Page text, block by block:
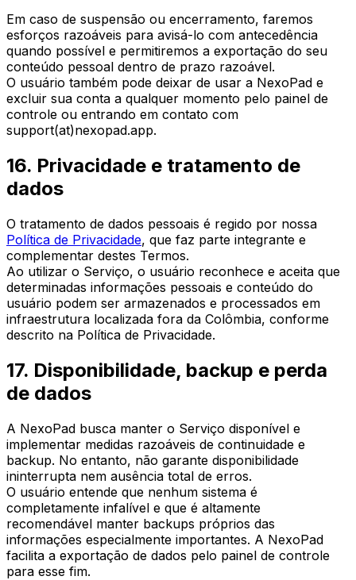
Em caso de suspensão ou encerramento, faremos
esforços razoáveis para avisá-lo com antecedência
quando possível e permitiremos a exportação do seu
conteúdo pessoal dentro de prazo razoável.
O usuário também pode deixar de usar a NexoPad e
excluir sua conta a qualquer momento pelo painel de
controle ou entrando em contato com
support(at)nexopad.app.
16. Privacidade e tratamento de
dados
O tratamento de dados pessoais é regido por nossa
Política de Privacidade, que faz parte integrante e
complementar destes Termos.
Ao utilizar o Serviço, o usuário reconhece e aceita que
determinadas informações pessoais e conteúdo do
usuário podem ser armazenados e processados em
infraestrutura localizada fora da Colômbia, conforme
descrito na Política de Privacidade.
17. Disponibilidade, backup e perda
de dados
A NexoPad busca manter o Serviço disponível e
implementar medidas razoáveis de continuidade e
backup. No entanto, não garante disponibilidade
ininterrupta nem ausência total de erros.
O usuário entende que nenhum sistema é
completamente infalível e que é altamente
recomendável manter backups próprios das
informações especialmente importantes. A NexoPad
facilita a exportação de dados pelo painel de controle
para esse fim.